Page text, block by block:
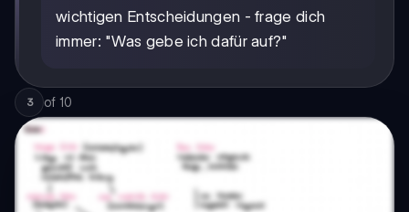
wichtigen Entscheidungen - frage dich
immer: "Was gebe ich dafür auf?"
3 of 10